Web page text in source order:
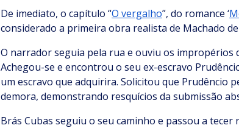
De imediato, o capítulo “O vergalho”, do romance ‘
considerado a primeira obra realista de Machado
O narrador seguia pela rua e ouviu os impropérios
Achegou-se e encontrou o seu ex-escravo
um escravo que adquirira. Solicitou que Prudêncio
demora, demonstrando resquícios da submissão
Brás Cubas seguiu o seu caminho e passou a